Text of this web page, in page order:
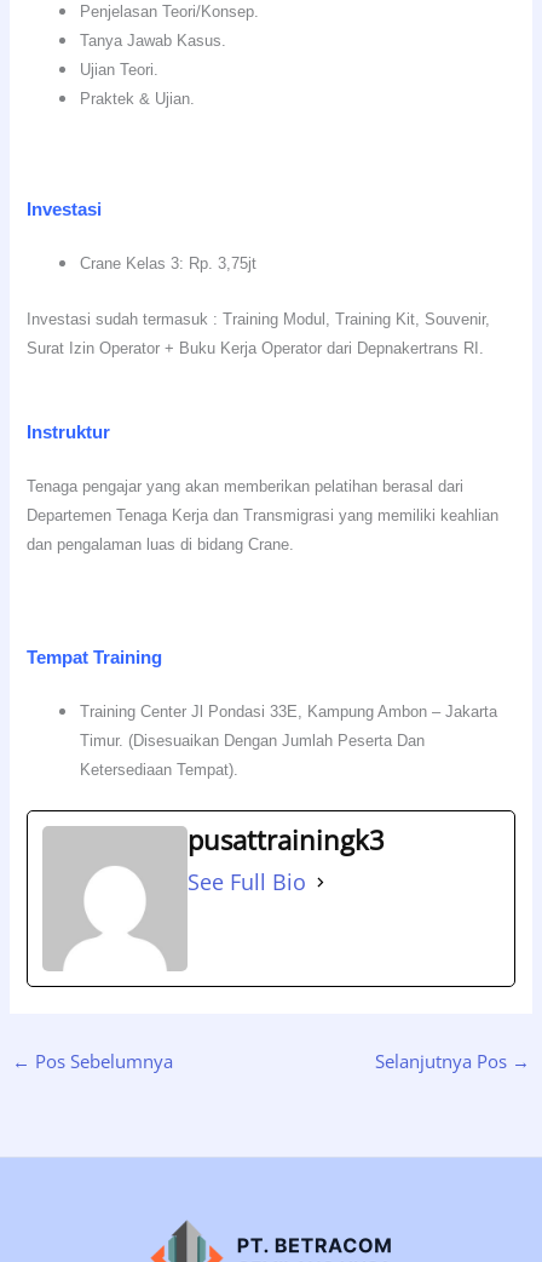
Penjelasan Teori/Konsep.
Tanya Jawab Kasus.
Ujian Teori.
Praktek & Ujian.
Investasi
Crane Kelas 3: Rp. 3,75jt
Investasi sudah termasuk : Training Modul, Training Kit, Souvenir,
Surat Izin Operator + Buku Kerja Operator dari Depnakertrans RI.
Instruktur
Tenaga pengajar yang akan memberikan pelatihan berasal dari
Departemen Tenaga Kerja dan Transmigrasi yang memiliki keahlian
dan pengalaman luas di bidang Crane.
Tempat Training
Training Center Jl Pondasi 33E, Kampung Ambon – Jakarta
Timur. (Disesuaikan Dengan Jumlah Peserta Dan
Ketersediaan Tempat).
pusattrainingk3
See Full Bio
← Pos Sebelumnya Selanjutnya Pos →